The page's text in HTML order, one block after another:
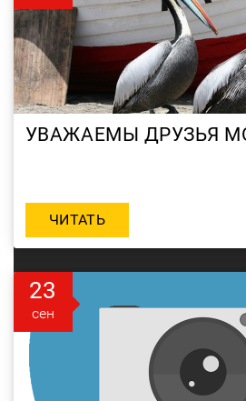
ЧИТАТЬ
23
сен